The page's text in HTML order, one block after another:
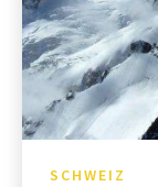
SCHWEIZ